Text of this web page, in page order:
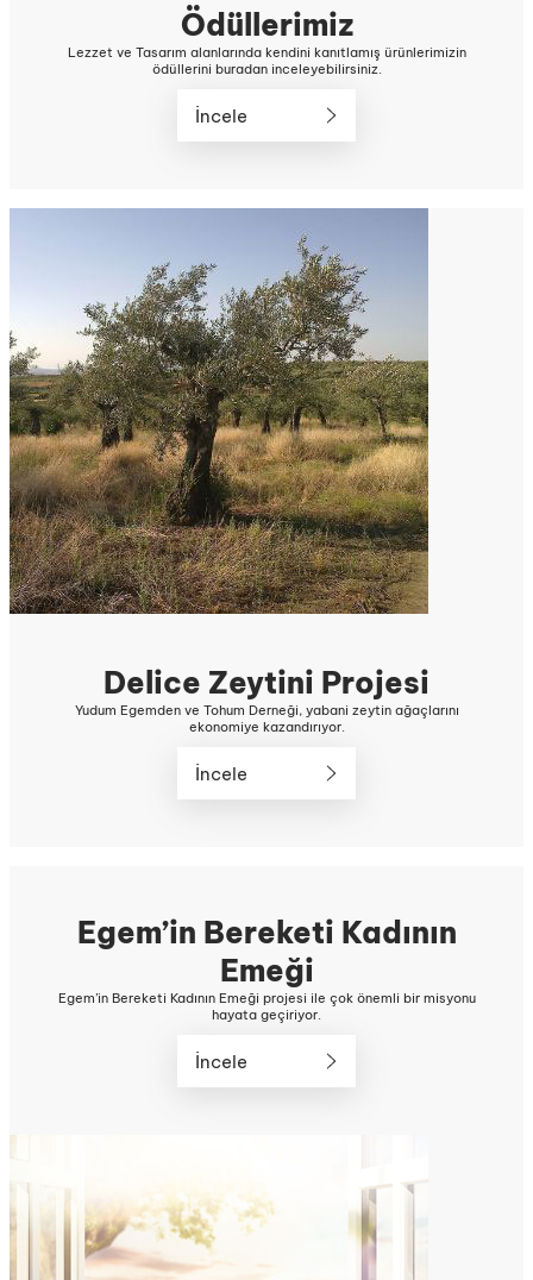
Ödüllerimiz
Lezzet ve Tasarım alanlarında kendini kanıtlamış ürünlerimizin
ödüllerini buradan inceleyebilirsiniz.
İncele
Delice Zeytini Projesi
Yudum Egemden ve Tohum Derneği, yabani zeytin ağaçlarını
ekonomiye kazandırıyor.
İncele
Egem’in Bereketi Kadının
Emeği
Egem’in Bereketi Kadının Emeği projesi ile çok önemli bir misyonu
hayata geçiriyor.
İncele